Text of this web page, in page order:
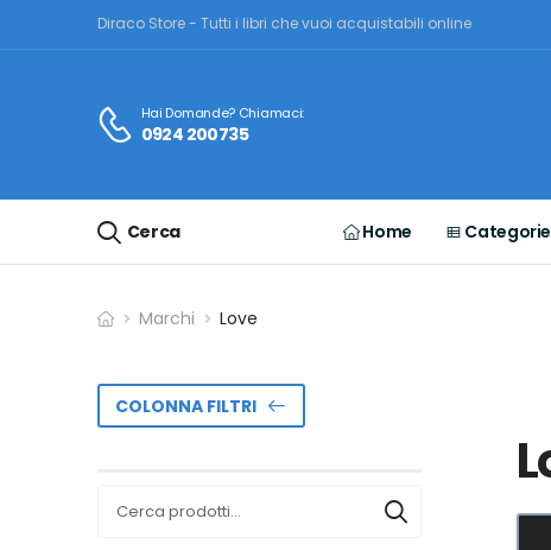
Diraco Store - Tutti i libri che vuoi acquistabili online
Hai Domande? Chiamaci:
0924 200735
Cerca Home Categorie
Marchi Love
COLONNA FILTRI